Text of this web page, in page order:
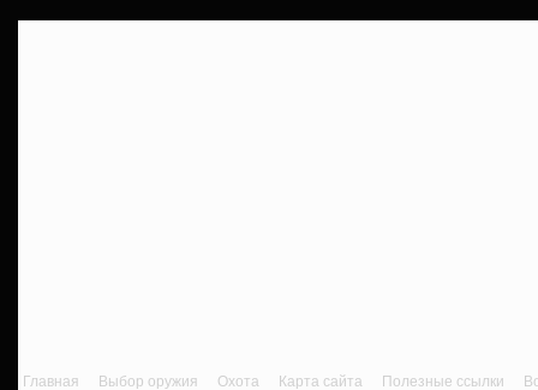
Главная Выбор оружия Охота Карта сайта Полезные ссылки